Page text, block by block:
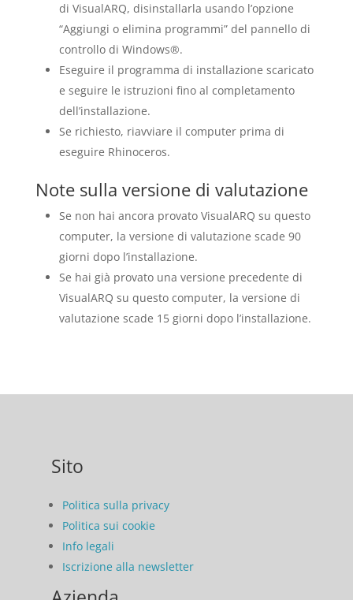
di VisualARQ, disinstallarla usando l’opzione
“Aggiungi o elimina programmi” del pannello di
controllo di Windows®.
Eseguire il programma di installazione scaricato
e seguire le istruzioni fino al completamento
dell’installazione.
Se richiesto, riavviare il computer prima di
eseguire Rhinoceros.
Note sulla versione di valutazione
Se non hai ancora provato VisualARQ su questo
computer, la versione di valutazione scade 90
giorni dopo l’installazione.
Se hai già provato una versione precedente di
VisualARQ su questo computer, la versione di
valutazione scade 15 giorni dopo l’installazione.
Sito
Politica sulla privacy
Politica sui cookie
Info legali
Iscrizione alla newsletter